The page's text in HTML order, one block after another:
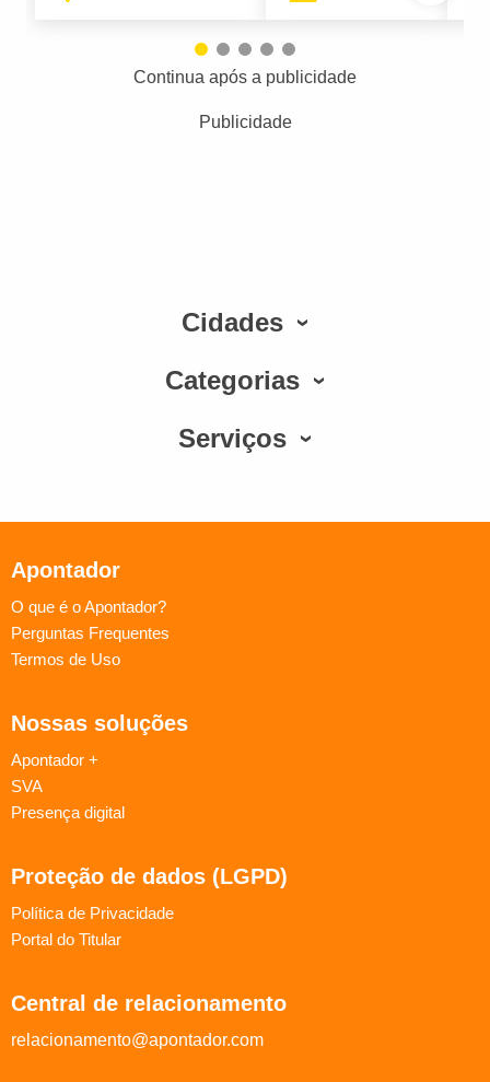
Continua após a publicidade
Publicidade
Cidades
Categorias
Serviços
Apontador
O que é o Apontador?
Perguntas Frequentes
Termos de Uso
Nossas soluções
Apontador +
SVA
Presença digital
Proteção de dados (LGPD)
Política de Privacidade
Portal do Titular
Central de relacionamento
relacionamento@apontador.com